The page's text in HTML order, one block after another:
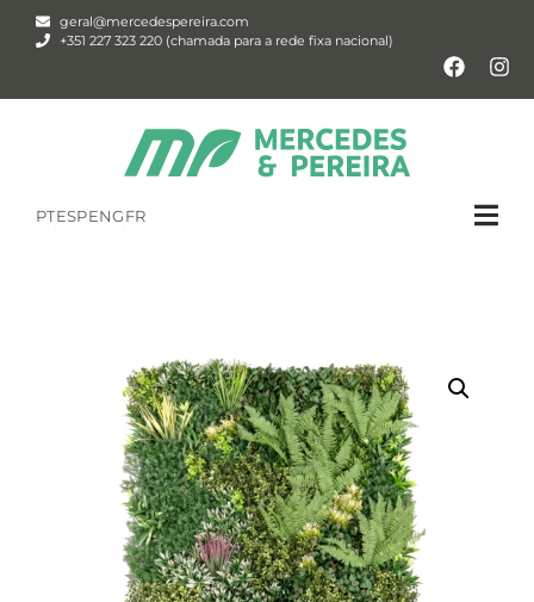
geral@mercedespereira.com
+351 227 323 220 (chamada para a rede fixa nacional)
PTESPENGFR